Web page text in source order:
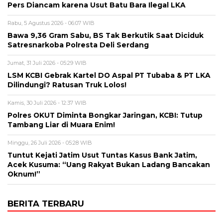
Pers Diancam karena Usut Batu Bara Ilegal LKA
Rabu, 5 Agustus 2026 - 06:07 WIB
Bawa 9,36 Gram Sabu, BS Tak Berkutik Saat Diciduk
Satresnarkoba Polresta Deli Serdang
Jumat, 31 Juli 2026 - 05:29 WIB
LSM KCBI Gebrak Kartel DO Aspal PT Tubaba & PT LKA
Dilindungi? Ratusan Truk Lolos!
Kamis, 30 Juli 2026 - 12:37 WIB
Polres OKUT Diminta Bongkar Jaringan, KCBI: Tutup
Tambang Liar di Muara Enim!
Minggu, 26 Juli 2026 - 05:28 WIB
Tuntut Kejati Jatim Usut Tuntas Kasus Bank Jatim,
Acek Kusuma: “Uang Rakyat Bukan Ladang Bancakan
Oknum!”
BERITA TERBARU